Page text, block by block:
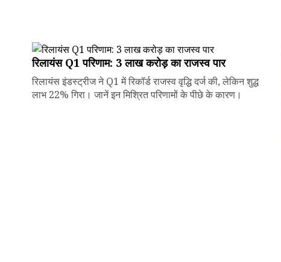
रिलायंस Q1 परिणाम: ₹3 लाख करोड़ का राजस्व पार
रिलायंस इंडस्ट्रीज ने Q1 में रिकॉर्ड राजस्व वृद्धि दर्ज की, लेकिन शुद्ध
लाभ 22% गिरा। जानें इन मिश्रित परिणामों के पीछे के कारण।